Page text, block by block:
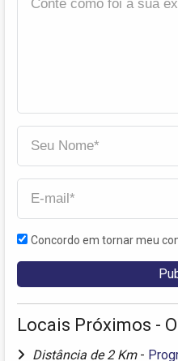
Concordo em tornar meu
Locais Próximos -
Distância de 2 Km -